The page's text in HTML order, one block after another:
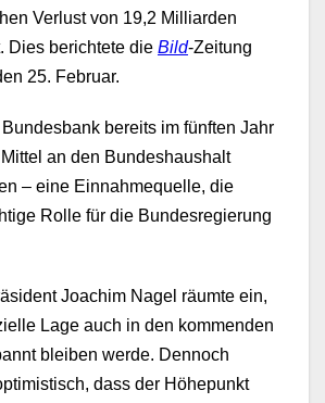
Verlust von 19,2 Milliarden
Dies berichtete die Bild-Zeitung
25. Februar.
bereits im fünften Jahr
an den Bundeshaushalt
– eine Einnahmequelle, die
Rolle für die Bundesregierung
Joachim Nagel räumte ein,
Lage auch in den kommenden
bleiben werde. Dennoch
dass der Höhepunkt